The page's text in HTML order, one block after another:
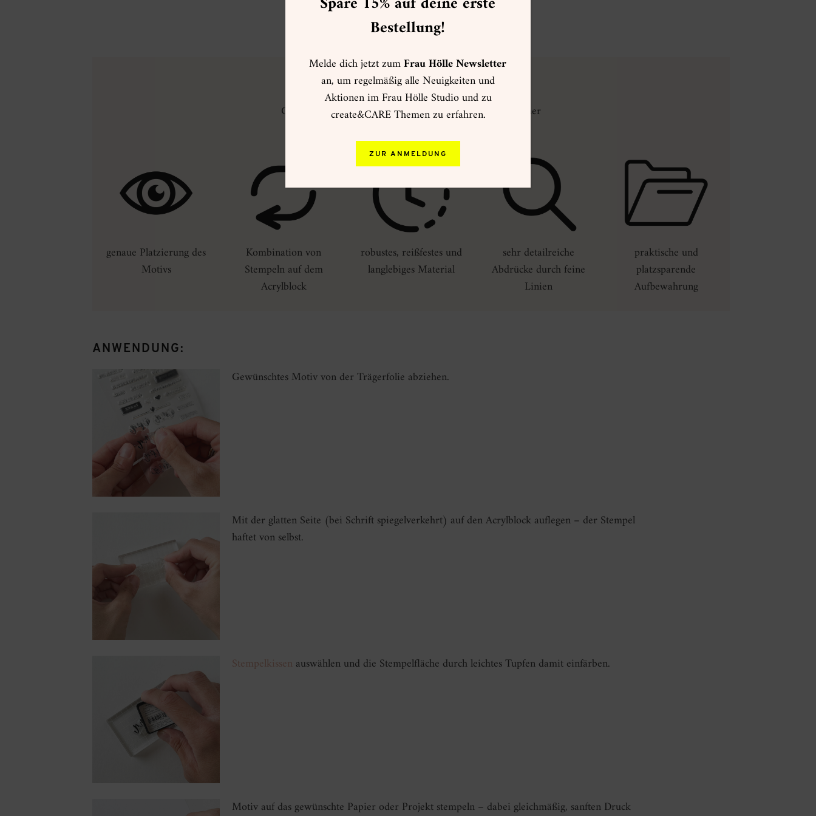
ZU ALLEN GESTALTUNGSIDEEN
VORTEILE VON CLEAR STAMPS
Clear Stamps = transparente Klar-Stempel aus Fotopolymer
genaue Platzierung des
Motivs
Kombination von
Stempeln auf dem
Acrylblock
robustes, reißfestes und
langlebiges Material
sehr detailreiche
Abdrücke durch feine
Linien
praktische und
platzsparende
Aufbewahrung
ANWENDUNG:
Gewünschtes Motiv von der Trägerfolie abziehen.
Mit der glatten Seite (bei Schrift spiegelverkehrt) auf den Acrylblock auflegen – der Stempel
haftet von selbst.
Stempelkissen auswählen und die Stempelfläche durch leichtes Tupfen damit einfärben.
Motiv auf das gewünschte Papier oder Projekt stempeln – dabei gleichmäßig, sanften Druck
Bestellung!
Melde dich jetzt zumFrau Hölle Newsletter
an, um regelmäßig alle Neuigkeiten und
Aktionen im Frau Hölle Studio und zu
create&CARE Themen zu erfahren.
ZUR ANMELDUNG